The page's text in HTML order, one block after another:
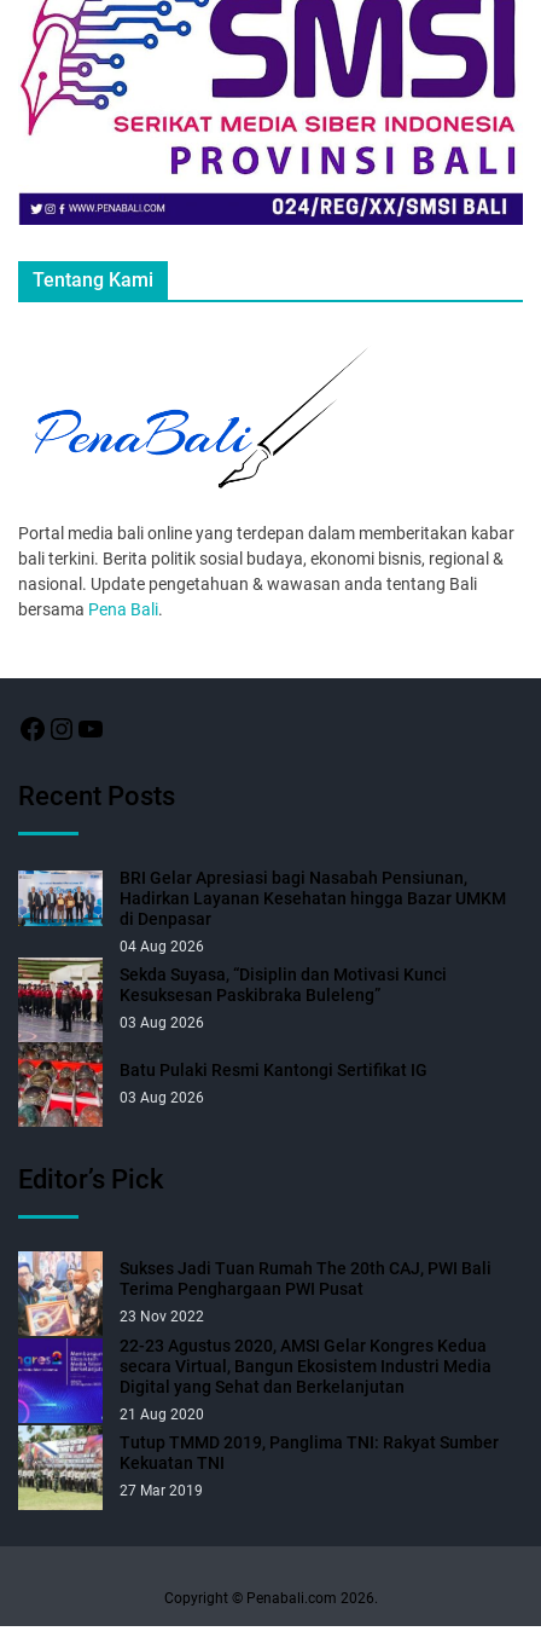
Tentang Kami
Portal media bali online yang terdepan dalam memberitakan kabar
bali terkini. Berita politik sosial budaya, ekonomi bisnis, regional &
nasional. Update pengetahuan & wawasan anda tentang Bali
bersama Pena Bali.
Recent Posts
BRI Gelar Apresiasi bagi Nasabah Pensiunan,
Hadirkan Layanan Kesehatan hingga Bazar UMKM
di Denpasar
04 Aug 2026
Sekda Suyasa, “Disiplin dan Motivasi Kunci
Kesuksesan Paskibraka Buleleng”
03 Aug 2026
Batu Pulaki Resmi Kantongi Sertifikat IG
03 Aug 2026
Editor’s Pick
Sukses Jadi Tuan Rumah The 20th CAJ, PWI Bali
Terima Penghargaan PWI Pusat
23 Nov 2022
22-23 Agustus 2020, AMSI Gelar Kongres Kedua
secara Virtual, Bangun Ekosistem Industri Media
Digital yang Sehat dan Berkelanjutan
21 Aug 2020
Tutup TMMD 2019, Panglima TNI: Rakyat Sumber
Kekuatan TNI
27 Mar 2019
Copyright © Penabali.com 2026.